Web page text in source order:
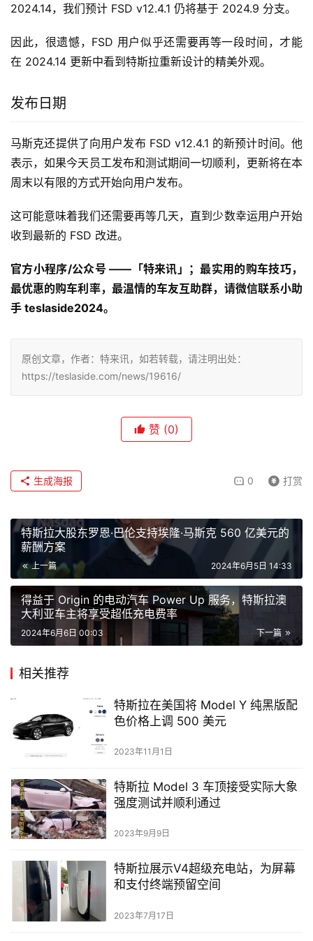
2024.14，我们预计 FSD v12.4.1 仍将基于 2024.9 分支。
因此，很遗憾，FSD 用户似乎还需要再等一段时间，才能
在 2024.14 更新中看到特斯拉重新设计的精美外观。
发布日期
马斯克还提供了向用户发布 FSD v12.4.1 的新预计时间。他
表示，如果今天员工发布和测试期间一切顺利，更新将在本
周末以有限的方式开始向用户发布。
这可能意味着我们还需要再等几天，直到少数幸运用户开始
收到最新的 FSD 改进。
官方小程序/公众号 ——「特来讯」；最实用的购车技巧，
最优惠的购车利率，最温情的车友互助群，请微信联系小助
手 teslaside2024。
原创文章，作者：特来讯，如若转载，请注明出处：
https://teslaside.com/news/19616/
赞 (0)
0 打赏
生成海报
特斯拉大股东罗恩·巴伦支持埃隆·马斯克 560 亿美元的
薪酬方案
上一篇 2024年6月5日 14:33
得益于 Origin 的电动汽车 Power Up 服务，特斯拉澳
大利亚车主将享受超低充电费率
下一篇
2024年6月6日 00:03
相关推荐
特斯拉在美国将 Model Y 纯黑版配
色价格上调 500 美元
2023年11月1日
特斯拉 Model 3 车顶接受实际大象
强度测试并顺利通过
2023年9月9日
特斯拉展示V4超级充电站，为屏幕
和支付终端预留空间
2023年7月17日